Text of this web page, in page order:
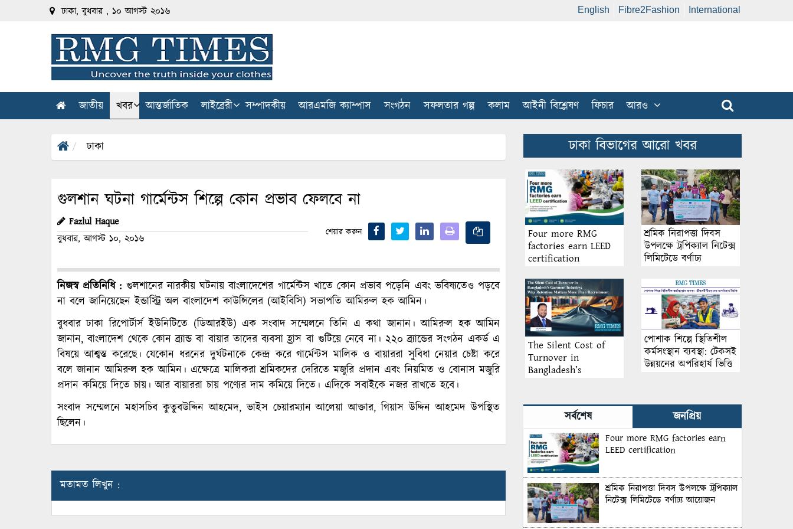
ঢাকা, বুধবার , ১০ আগস্ট ২০১৬ English Fibre2Fashion International
জাতীয় খবর আন্তর্জাতিক লাইব্রেরী সম্পাদকীয় আরএমজি ক্যাম্পাস সংগঠন সফলতার গল্প কলাম আইনী বিশ্লেষণ ফিচার আরও
ঢাকা
গুলশান ঘটনা গার্মেন্টস শিল্পে কোন প্রভাব ফেলবে না
Fazlul Haque
বুধবার, আগস্ট ১০, ২০১৬
শেয়ার করুন
নিজস্ব প্রতিনিধি : গুলশানের নারকীয় ঘটনায় বাংলাদেশের গার্মেন্টস খাতে কোন প্রভাব পড়েনি এবং ভবিষ্যতেও পড়বে
না বলে জানিয়েছেন ইন্ডাস্ট্রি অল বাংলাদেশ কাউন্সিলের (আইবিসি) সভাপতি আমিরুল হক আমিন।
বুধবার ঢাকা রিপোর্টার্স ইউনিটিতে (ডিআরইউ) এক সংবাদ সম্মেলনে তিনি এ কথা জানান। আমিরুল হক আমিন
জানান, বাংলাদেশ থেকে কোন ব্র্যান্ড বা বায়ার তাদের ব্যবসা হ্রাস বা গুটিয়ে নেবে না। ২২০ ব্র্যান্ডের সংগঠন একর্ড এ
বিষয়ে আশ্বস্ত করেছে। যেকোন ধরনের দুর্ঘটনাকে কেন্দ্র করে গার্মেন্টস মালিক ও বায়াররা সুবিধা নেয়ার চেষ্টা করে
বলে জানান আমিরুল হক আমিন। এক্ষেত্রে মালিকরা শ্রমিকদের দেরিতে মজুরি প্রদান এবং নিয়মিত ও বোনাস মজুরি
প্রদান কমিয়ে দিতে চায়। আর বায়াররা চায় পণ্যের দাম কমিয়ে দিতে। এদিকে সবাইকে নজর রাখতে হবে।
সংবাদ সম্মেলনে মহাসচিব কুতুবউদ্দিন আহমেদ, ভাইস চেয়ারম্যান আলেয়া আক্তার, গিয়াস উদ্দিন আহমেদ উপস্থিত
ছিলেন।
মতামত লিখুন :
ঢাকা বিভাগের আরো খবর
Four more RMG
factories earn LEED
certification
শ্রমিক নিরাপত্তা দিবস
উপলক্ষে ট্রপিক্যাল নিটেক্স
লিমিটেডে বর্ণাঢ্য
The Silent Cost of
Turnover in
Bangladesh’s
Matters More Than
Recruitment
পোশাক শিল্পে স্থিতিশীল
কর্মসংস্থান ব্যবস্থা: টেকসই
উন্নয়নের অপরিহার্য ভিত্তি
সর্বশেষ জনপ্রিয়
Four more RMG factories earn
LEED certification
শ্রমিক নিরাপত্তা দিবস উপলক্ষে ট্রপিক্যাল
নিটেক্স লিমিটেডে বর্ণাঢ্য আয়োজন